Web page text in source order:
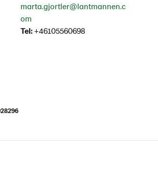
marta.gjortler@lantmannen.c
om
Tel:+46105560698